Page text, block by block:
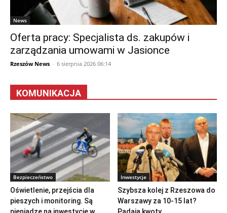
News
Oferta pracy: Specjalista ds. zakupów i
zarządzania umowami w Jasionce
Rzeszów News - 6 sierpnia 2026 06:14
KOMUNIKACJA
Bezpieczeństwo
Oświetlenie, przejścia dla
pieszych i monitoring. Są
Inwestycje
Szybsza kolej z Rzeszowa do
Warszawy za 10-15 lat?